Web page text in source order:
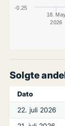
18.
2026
-0.25
Solgte
Dato
22. juli 2026